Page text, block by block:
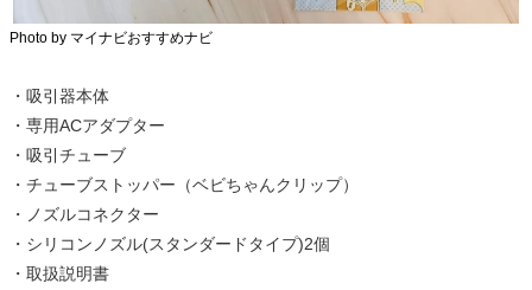
Photo by マイナビおすすめナビ
・吸引器本体
・専用ACアダプター
・吸引チューブ
・チューブストッパー（ベビちゃんクリップ）
・ノズルコネクター
・シリコンノズル(スタンダードタイプ)2個
・取扱説明書